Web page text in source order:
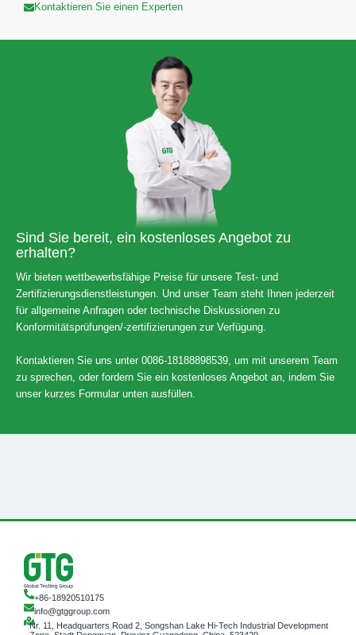
Kontaktieren Sie einen Experten
Sind Sie bereit, ein kostenloses Angebot zu
erhalten?
Wir bieten wettbewerbsfähige Preise für unsere Test- und
Zertifizierungsdienstleistungen. Und unser Team steht Ihnen jederzeit
für allgemeine Anfragen oder technische Diskussionen zu
Konformitätsprüfungen/-zertifizierungen zur Verfügung.
Kontaktieren Sie uns unter 0086-18188898539, um mit unserem Team
zu sprechen, oder fordern Sie ein kostenloses Angebot an, indem Sie
unser kurzes Formular unten ausfüllen.
+86-18920510175
info@gtggroup.com
Nr. 11, Headquarters Road 2, Songshan Lake Hi-Tech Industrial Development